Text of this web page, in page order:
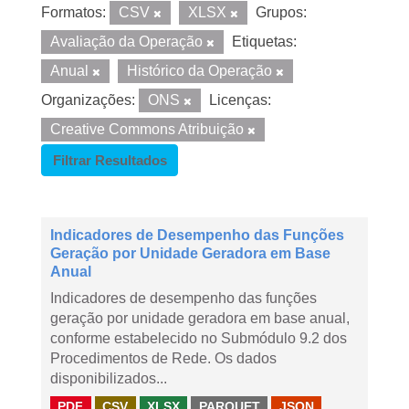
Formatos: CSV XLSX
Grupos:
Avaliação da Operação
Etiquetas:
Anual
Histórico da Operação
Organizações:
ONS
Licenças:
Creative Commons Atribuição
Filtrar Resultados
Indicadores de Desempenho das Funções
Geração por Unidade Geradora em Base
Anual
Indicadores de desempenho das funções
geração por unidade geradora em base anual,
conforme estabelecido no Submódulo 9.2 dos
Procedimentos de Rede. Os dados
disponibilizados...